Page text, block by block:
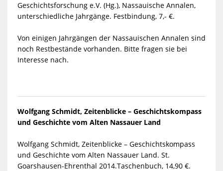
Geschichtsforschung e.V. (Hg.), Nassauische Annalen,
unterschiedliche Jahrgänge. Festbindung, 7,- €.
Von einigen Jahrgängen der Nassauischen Annalen sind
noch Restbestände vorhanden. Bitte fragen sie bei
Interesse nach.
Wolfgang Schmidt, Zeitenblicke – Geschichtskompass
und Geschichte vom Alten Nassauer Land
Wolfgang Schmidt, Zeitenblicke – Geschichtskompass
und Geschichte vom Alten Nassauer Land. St.
Goarshausen-Ehrenthal 2014.Taschenbuch, 14,90 €.